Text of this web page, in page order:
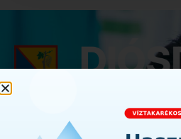
2049 Diósd, Szent István tér 1.